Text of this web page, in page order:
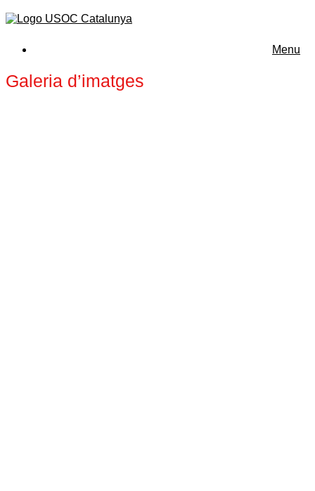
Menu
Galeria d’imatges